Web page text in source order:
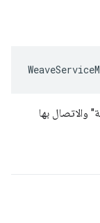
والاتصال بها